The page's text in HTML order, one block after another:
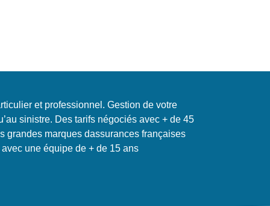
et professionnel. Gestion de votre
sinistre. Des tarifs négociés avec + de 45
grandes marques dassurances françaises
une équipe de + de 15 ans